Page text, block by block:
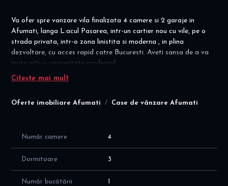
Oferte imobiliare Afumati Case de vânzare Afumati
Va ofer spre vanzare vila finalizata 4 camere si 2 garaje in
Afumati, langa L:acul Pasarea, intr-un cartier nou cu vile, pe o
strada privata, intr-o zona linistita si moderna , in plina
dezvoltare, cu acces rapid catre Bucuresti. Aveti sansa de a va
muta intr-o comunitate moderna!
Disponibilitate imediata pentru vanzare! Vila finalizata - gata de
Oferim suport pe toata durata procesului de achiziție, începând
vânzare la notariat! Servicii de finanțare - Broker credite -
comision 0% - colaborare cu toate băncile din Romania si
instituțiile financiare de top!
Citește mai mult
Număr camere 4
Dormitoare 3
Număr bucătării 1